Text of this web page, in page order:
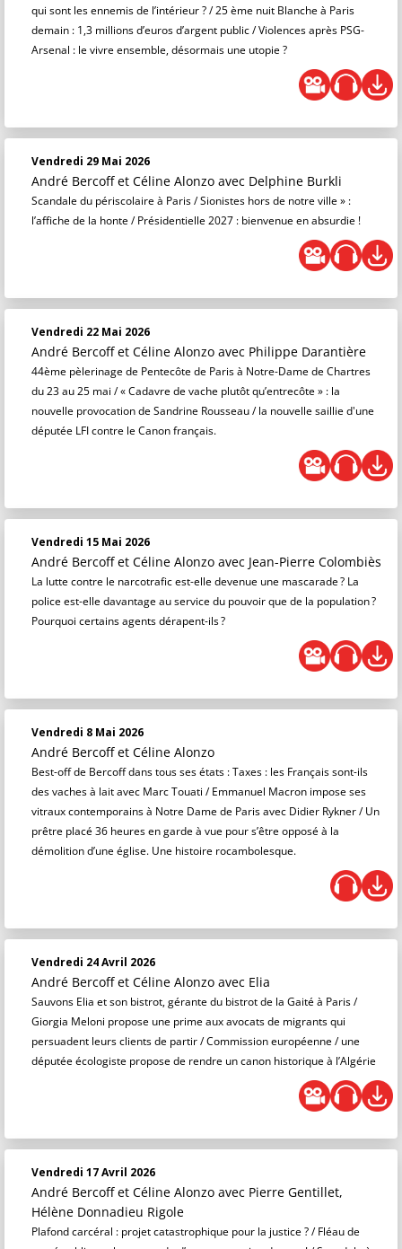
qui sont les ennemis de l’intérieur ? / 25 ème nuit Blanche à Paris
demain : 1,3 millions d’euros d’argent public / Violences après PSG-
Arsenal : le vivre ensemble, désormais une utopie ?
Vendredi 29 Mai 2026
André Bercoff et Céline Alonzo avec Delphine Burkli
Scandale du périscolaire à Paris / Sionistes hors de notre ville » :
l’affiche de la honte / Présidentielle 2027 : bienvenue en absurdie !
Vendredi 22 Mai 2026
André Bercoff et Céline Alonzo avec Philippe Darantière
44ème pèlerinage de Pentecôte de Paris à Notre-Dame de Chartres
du 23 au 25 mai / « Cadavre de vache plutôt qu’entrecôte » : la
nouvelle provocation de Sandrine Rousseau / la nouvelle saillie d'une
députée LFI contre le Canon français.
Vendredi 15 Mai 2026
André Bercoff et Céline Alonzo avec Jean-Pierre Colombiès
La lutte contre le narcotrafic est-elle devenue une mascarade ? La
police est-elle davantage au service du pouvoir que de la population ?
Pourquoi certains agents dérapent-ils ?
Vendredi 8 Mai 2026
André Bercoff et Céline Alonzo
Best-off de Bercoff dans tous ses états : Taxes : les Français sont-ils
des vaches à lait avec Marc Touati / Emmanuel Macron impose ses
vitraux contemporains à Notre Dame de Paris avec Didier Rykner / Un
prêtre placé 36 heures en garde à vue pour s’être opposé à la
démolition d’une église. Une histoire rocambolesque.
Vendredi 24 Avril 2026
André Bercoff et Céline Alonzo avec Elia
Sauvons Elia et son bistrot, gérante du bistrot de la Gaité à Paris /
Giorgia Meloni propose une prime aux avocats de migrants qui
persuadent leurs clients de partir / Commission européenne / une
députée écologiste propose de rendre un canon historique à l’Algérie
Vendredi 17 Avril 2026
André Bercoff et Céline Alonzo avec Pierre Gentillet,
Hélène Donnadieu Rigole
Plafond carcéral : projet catastrophique pour la justice ? / Fléau de